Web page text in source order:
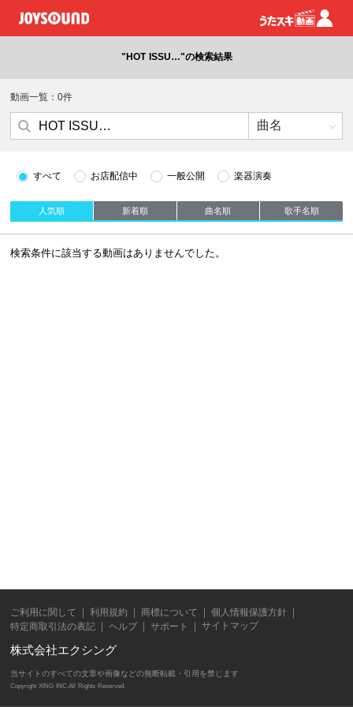
"HOT ISSU…"の検索結果
動画一覧：0件
すべて お店配信中 一般公開 楽器演奏
人気順 新着順 曲名順 歌手名順
検索条件に該当する動画はありませんでした。
ご利用に関して 利用規約 商標について
個人情報保護方針
特定商取引法の表記
ヘルプ サポート サイトマップ
株式会社エクシング
当サイトのすべての文章や画像などの無断転載・引用を禁じます
Copyright XING INC.All Rights Reserved.